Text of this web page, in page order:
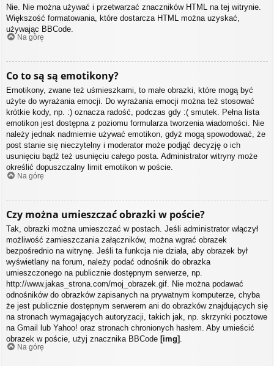
Nie. Nie można używać i przetwarzać znaczników HTML na tej witrynie.
Większość formatowania, które dostarcza HTML można uzyskać,
używając BBCode.
Na górę
Co to są są emotikony?
Emotikony, zwane też uśmieszkami, to małe obrazki, które mogą być
użyte do wyrażania emocji. Do wyrażania emocji można też stosować
krótkie kody, np. :) oznacza radość, podczas gdy :( smutek. Pełna lista
emotikon jest dostępna z poziomu formularza tworzenia wiadomości. Nie
należy jednak nadmiernie używać emotikon, gdyż mogą spowodować, że
post stanie się nieczytelny i moderator może podjąć decyzję o ich
usunięciu bądź też usunięciu całego posta. Administrator witryny może
określić dopuszczalny limit emotikon w poście.
Na górę
Czy można umieszczać obrazki w poście?
Tak, obrazki można umieszczać w postach. Jeśli administrator włączył
możliwość zamieszczania załączników, można wgrać obrazek
bezpośrednio na witrynę. Jeśli ta funkcja nie działa, aby obrazek był
wyświetlany na forum, należy podać odnośnik do obrazka
umieszczonego na publicznie dostępnym serwerze, np.
http://www.jakas_strona.com/moj_obrazek.gif. Nie można podawać
odnośników do obrazków zapisanych na prywatnym komputerze, chyba
że jest publicznie dostępnym serwerem ani do obrazków znajdujących się
na stronach wymagających autoryzacji, takich jak, np. skrzynki pocztowe
na Gmail lub Yahoo! oraz stronach chronionych hasłem. Aby umieścić
obrazek w poście, użyj znacznika BBCode [img]
Na górę